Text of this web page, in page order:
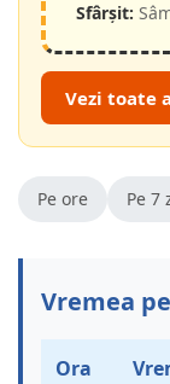
Sfârșit:
Vezi toate
Pe ore Pe 7
Vremea
Ora